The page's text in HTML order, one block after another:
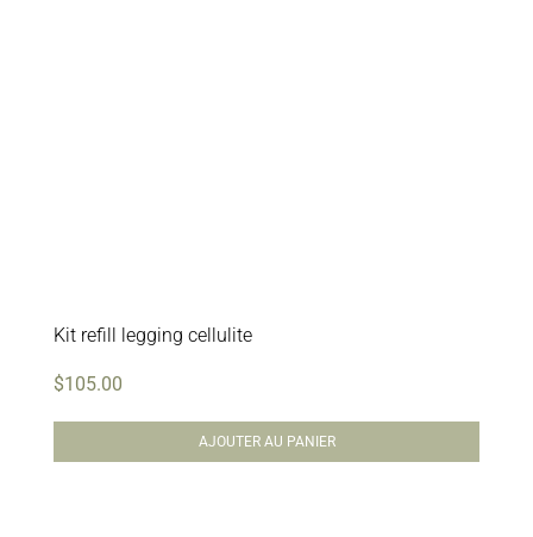
Kit refill legging cellulite
$105.00
AJOUTER AU PANIER